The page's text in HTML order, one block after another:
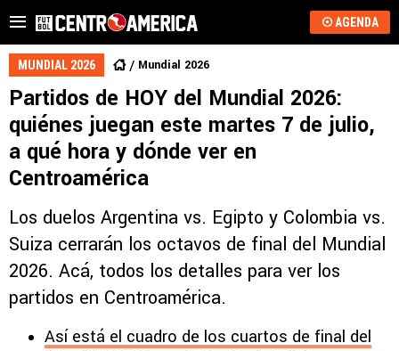
AGENDA
MUNDIAL 2026 Mundial 2026
Partidos de HOY del Mundial 2026:
quiénes juegan este martes 7 de julio,
a qué hora y dónde ver en
Centroamérica
Los duelos Argentina vs. Egipto y Colombia vs.
Suiza cerrarán los octavos de final del Mundial
2026. Acá, todos los detalles para ver los
partidos en Centroamérica.
Así está el cuadro de los cuartos de final del